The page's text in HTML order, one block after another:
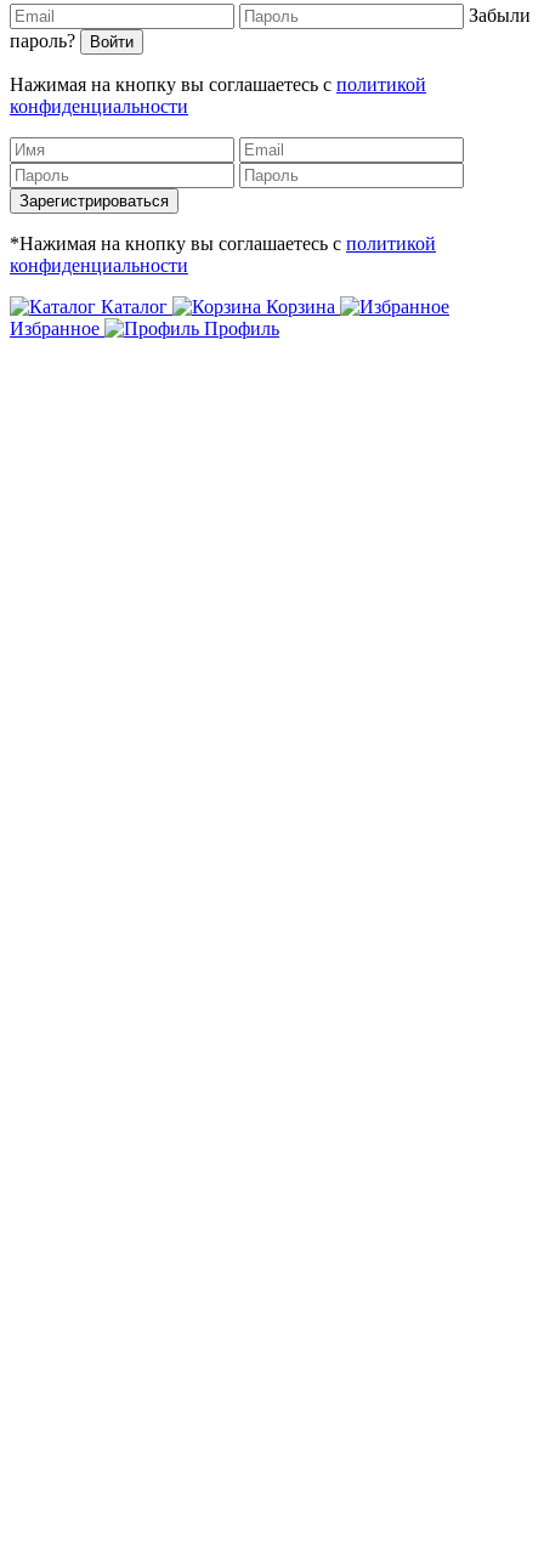
Забыли
пароль?
Войти
Нажимая на кнопку вы соглашаетесь с политикой
конфиденциальности
Зарегистрироваться
*Нажимая на кнопку вы соглашаетесь с политикой
конфиденциальности
Каталог
Корзина
Избранное
Профиль